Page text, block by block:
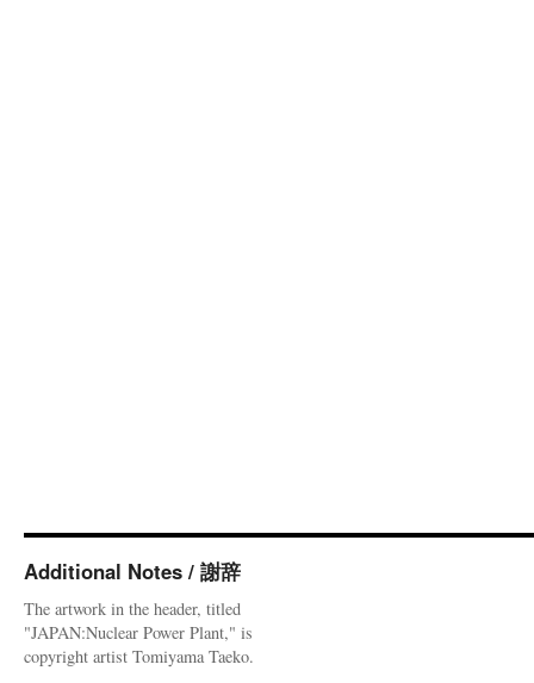
Additional Notes / 謝辞
The artwork in the header, titled
"JAPAN:Nuclear Power Plant," is
copyright artist Tomiyama Taeko.